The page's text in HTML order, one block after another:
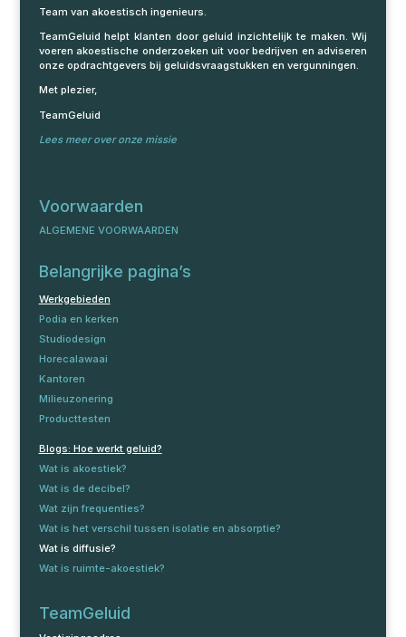
Team van akoestisch ingenieurs.
TeamGeluid helpt klanten door geluid inzichtelijk te maken. Wij
voeren akoestische onderzoeken uit voor bedrijven en adviseren
onze opdrachtgevers bij geluidsvraagstukken en vergunningen.
Met plezier,
TeamGeluid
Lees meer over onze missie
Voorwaarden
ALGEMENE VOORWAARDEN
Belangrijke pagina’s
Werkgebieden
Podia en kerken
Studiodesign
Horecalawaai
Kantoren
Milieuzonering
Producttesten
Blogs: Hoe werkt geluid?
Wat is akoestiek?
Wat is de decibel?
Wat zijn frequenties?
Wat is het verschil tussen isolatie en absorptie?
Wat is diffusie?
Wat is ruimte-akoestiek?
TeamGeluid